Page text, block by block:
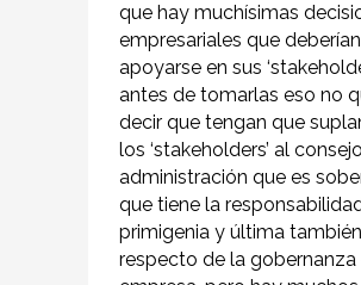
que hay muchísimas
empresariales que deberían
apoyarse en sus
antes de tomarlas eso no
decir que tengan que
los ‘stakeholders’ al
administración que es
que tiene la
primigenia y última también
respecto de la gobernanza